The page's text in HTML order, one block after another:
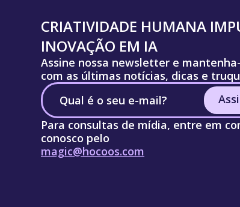
CRIATIVIDADE HUMANA
INOVAÇÃO EM IA
Assine nossa newsletter e
com as últimas notícias, dicas e
Para consultas de mídia, entre em
conosco pelo
magic@hocoos.com